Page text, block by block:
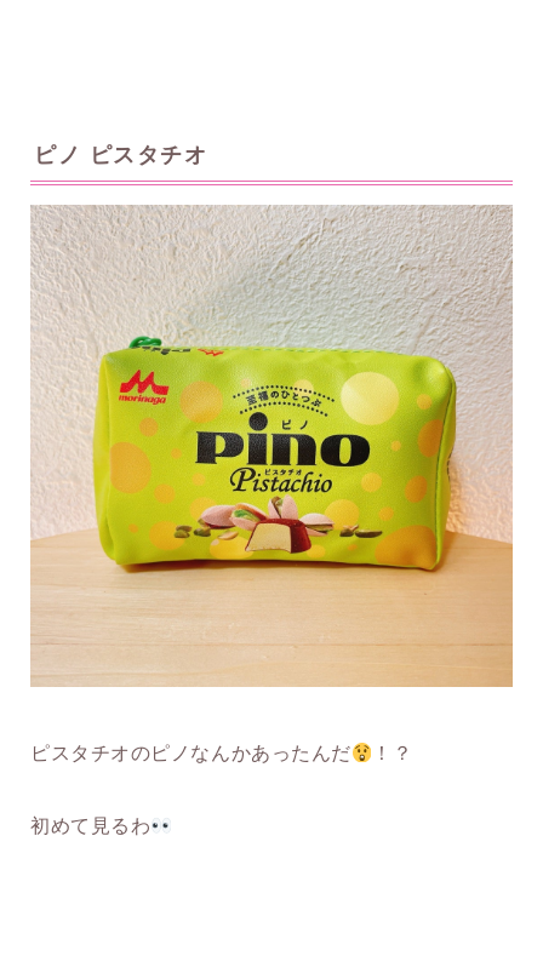
ピノ ピスタチオ
ピスタチオのピノなんかあったんだ ！？
初めて見るわ